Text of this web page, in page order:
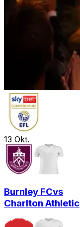
13 Okt.
Burnley FCvs
Charlton Athletic